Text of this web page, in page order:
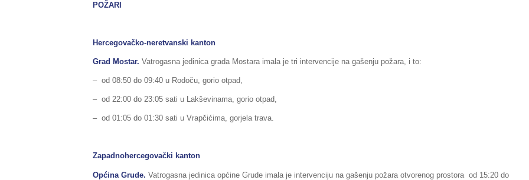
POŽARI
Hercegovačko-neretvanski kanton
Grad Mostar. Vatrogasna jedinica grada Mostara imala je tri intervencije na gašenju požara, i to:
– od 08:50 do 09:40 u Rodoču, gorio otpad,
– od 22:00 do 23:05 sati u Lakševinama, gorio otpad,
– od 01:05 do 01:30 sati u Vrapčićima, gorjela trava.
Zapadnohercegovački kanton
Općina Grude. Vatrogasna jedinica općine Grude imala je intervenciju na gašenju požara otvorenog prostora od 15:20 do